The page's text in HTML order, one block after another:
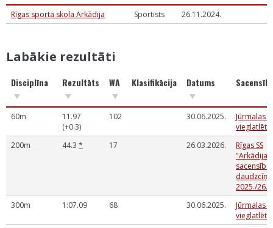
Rīgas sporta skola Arkādija Sportists 26.11.2024.
Labākie rezultāti
Disciplīna Rezultāts WA Klasifikācija Datums
60m
11.97
(+0.3)
102 30.06.2025.
Jūrmalas
200m
44.3 * 17 26.03.2026.
Rīgas SS
2025./
300m
1:07.09 68 30.06.2025.
Jūrmalas